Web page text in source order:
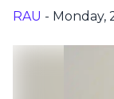
RAU - Monday,